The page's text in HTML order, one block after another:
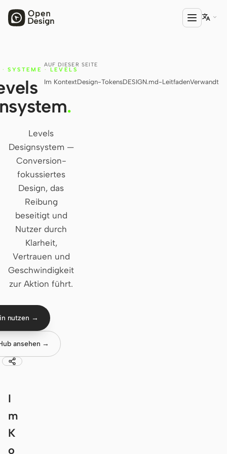
PRODUKT
Open Design
HTML Anything
Codex Slides
AGENT
Codex
Cursor Agent
Claude Code
OpenCode
Gemini CLI
GitHub Copilot CLI
Qwen Code
Grok Build

AUF DIESER SEITE
Im KontextDesign-TokensDESIGN.md-LeitfadenVerwandt
· SYSTEME · LEVELS
.
Levels
Designsystem —
Conversion-
fokussiertes
Design, das
Reibung
beseitigt und
Nutzer durch
Klarheit,
Vertrauen und
Geschwindigkeit
zur Aktion führt.
nutzen →
ansehen →
I
m
K
o